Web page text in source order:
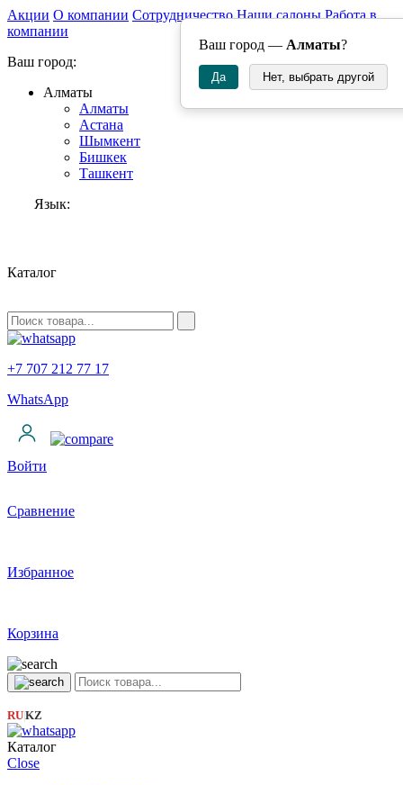
Ваш город — Алматы?
Да Нет, выбрать другой
Акции О компании Сотрудничество Наши салоны Работа в
компании
Ваш город:
Алматы
Алматы
Астана
Шымкент
Бишкек
Ташкент
Язык:
Каталог
+7 707 212 77 17
WhatsApp
Войти
Сравнение
Избранное
Корзина
RU|KZ
Каталог
Close